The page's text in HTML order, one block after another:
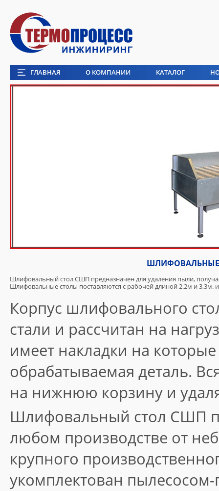
ГЛАВНАЯ О КОМПАНИИ КАТАЛОГ
ШЛИФОВАЛЬНЫЕ
Шлифовальный стол СШП предназначен для удаления пыли,
Шлифовальные столы поставляются с рабочей длиной 2.2м и 3,3м.
Корпус шлифовального
стали и рассчитан на
имеет накладки на
обрабатываемая деталь.
на нижнюю корзину и
Шлифовальный стол СШП
любом производстве от
крупного
укомплектован